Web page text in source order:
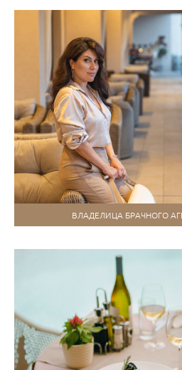
ВЛАДЕЛИЦА БРАЧНОГО